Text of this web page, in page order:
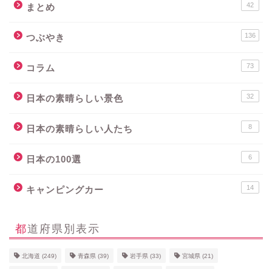
まとめ 42
つぶやき 136
コラム 73
日本の素晴らしい景色 32
日本の素晴らしい人たち 8
日本の100選 6
キャンピングカー 14
都道府県別表示
北海道 (249) 青森県 (39) 岩手県 (33) 宮城県 (21)